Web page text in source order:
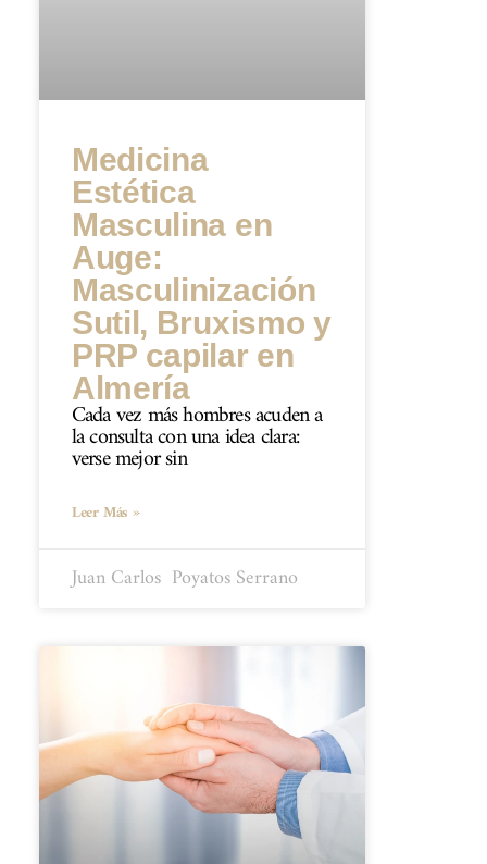
Medicina
Estética
Masculina en
Auge:
Masculinización
Sutil, Bruxismo y
PRP capilar en
Almería
Cada vez más hombres acuden a
la consulta con una idea clara:
verse mejor sin
Leer Más »
Juan Carlos ​ Poyatos Serrano